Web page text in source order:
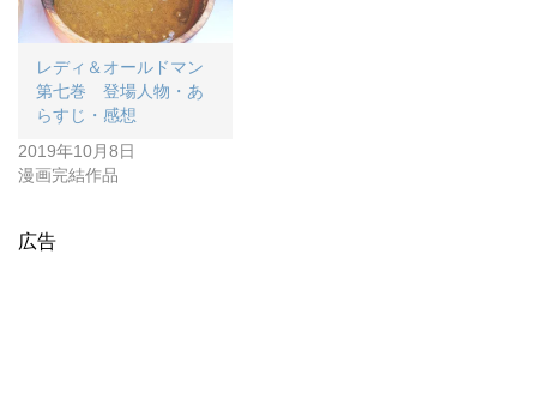
レディ＆オールドマン
第七巻 登場人物・あ
らすじ・感想
2019年10月8日
漫画完結作品
広告